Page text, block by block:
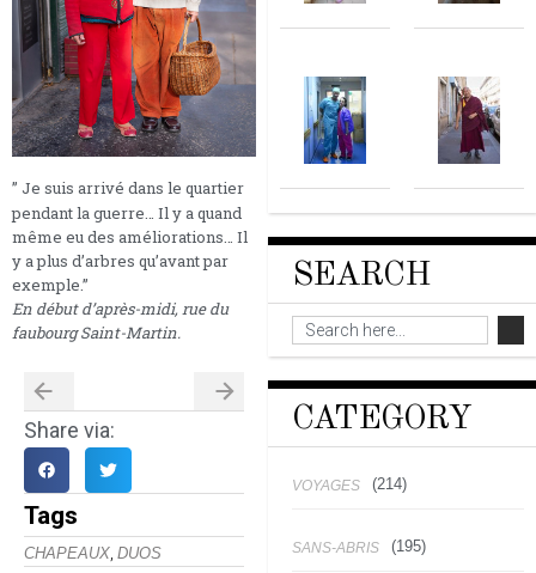
” Je suis arrivé dans le quartier
pendant la guerre… Il y a quand
même eu des améliorations… Il
y a plus d’arbres qu’avant par
exemple.”
En début d’après-midi, rue du
faubourg Saint-Martin.
Share via:
Tags
CHAPEAUX, DUOS
SEARCH
CATEGORY
VOYAGES (214)
SANS-ABRIS (195)